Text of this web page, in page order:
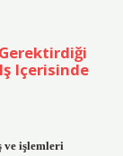
Içerisinde
ve işlemleri